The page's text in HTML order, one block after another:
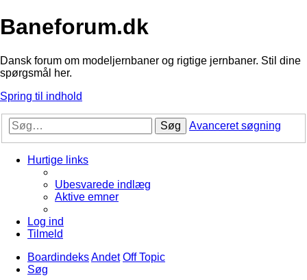
Baneforum.dk
Dansk forum om modeljernbaner og rigtige jernbaner. Stil dine
spørgsmål her.
Spring til indhold
Søg Avanceret søgning
Hurtige links
Ubesvarede indlæg
Aktive emner
Log ind
Tilmeld
BoardindeksAndet Off Topic
Søg